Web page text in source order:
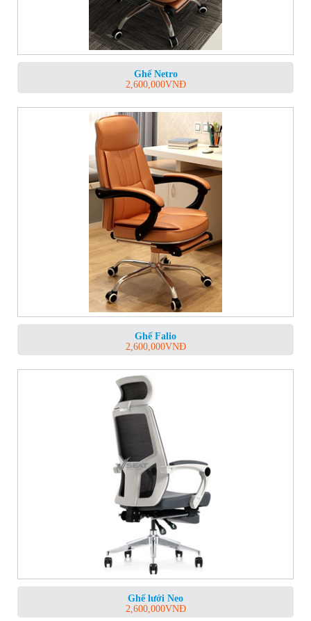
Ghế Netro
2,600,000VNĐ
Ghế Falio
2,600,000VNĐ
Ghế lưới Neo
2,600,000VNĐ